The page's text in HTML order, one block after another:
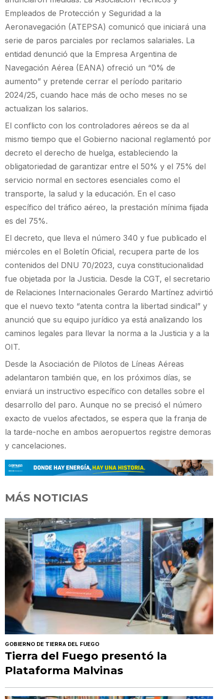
Empleados de Protección y Seguridad a la
Aeronavegación (ATEPSA) comunicó que iniciará una
serie de paros parciales por reclamos salariales. La
entidad denunció que la Empresa Argentina de
Navegación Aérea (EANA) ofreció un “0% de
aumento” y pretende cerrar el período paritario
2024/25, cuando hace más de ocho meses no se
actualizan los salarios.
El conflicto con los controladores aéreos se da al
mismo tiempo que el Gobierno nacional reglamentó por
decreto el derecho de huelga, estableciendo la
obligatoriedad de garantizar entre el 50% y el 75% del
servicio normal en sectores esenciales como el
transporte, la salud y la educación. En el caso
específico del tráfico aéreo, la prestación mínima fijada
es del 75%.
El decreto, que lleva el número 340 y fue publicado el
miércoles en el Boletín Oficial, recupera parte de los
contenidos del DNU 70/2023, cuya constitucionalidad
fue objetada por la Justicia. Desde la CGT, el secretario
de Relaciones Internacionales Gerardo Martínez advirtió
que el nuevo texto “atenta contra la libertad sindical” y
anunció que su equipo jurídico ya está analizando los
caminos legales para llevar la norma a la Justicia y a la
OIT.
Desde la Asociación de Pilotos de Líneas Aéreas
adelantaron también que, en los próximos días, se
enviará un instructivo específico con detalles sobre el
desarrollo del paro. Aunque no se precisó el número
exacto de vuelos afectados, se espera que la franja de
la tarde-noche en ambos aeropuertos registre demoras
y cancelaciones.
MÁS NOTICIAS
GOBIERNO DE TIERRA DEL FUEGO
Tierra del Fuego presentó la
Plataforma Malvinas